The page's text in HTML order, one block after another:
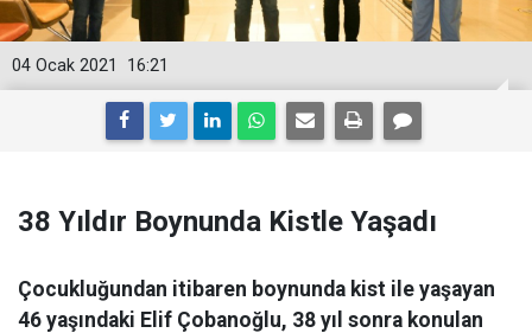
16:21
04 Ocak 2021
38 Yıldır Boynunda Kistle Yaşadı
Çocukluğundan itibaren boynunda kist ile yaşayan
46 yaşındaki Elif Çobanoğlu, 38 yıl sonra konulan